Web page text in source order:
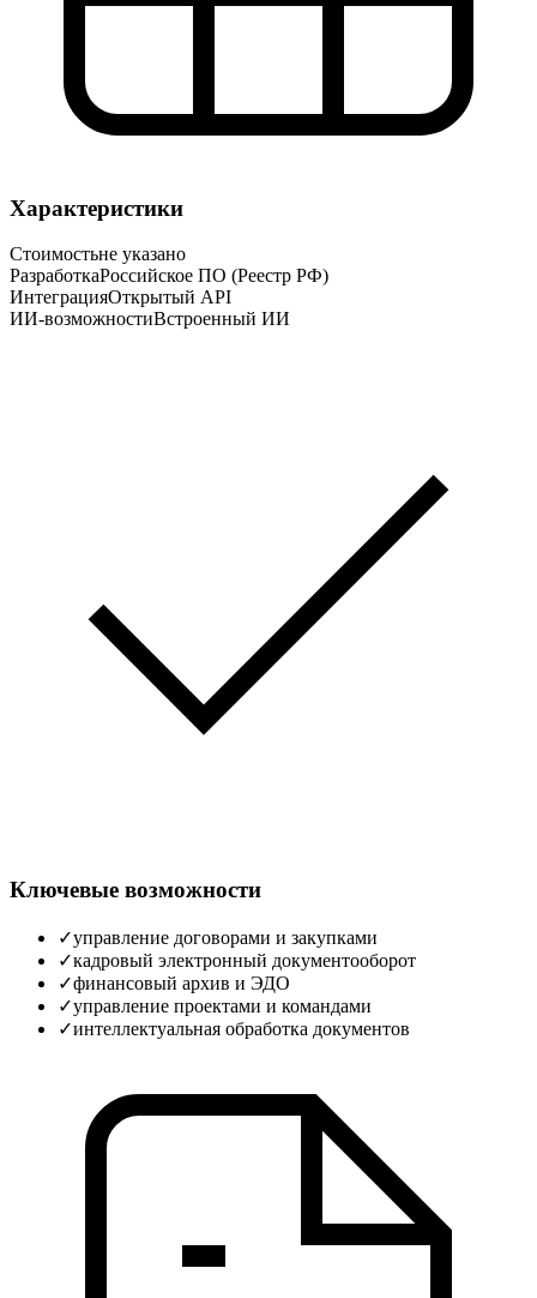
Характеристики
Стоимостьне указано
РазработкаРоссийское ПО (Реестр РФ)
ИнтеграцияОткрытый API
ИИ-возможностиВстроенный ИИ
Ключевые возможности
✓управление договорами и закупками
✓кадровый электронный документооборот
✓финансовый архив и ЭДО
✓управление проектами и командами
✓интеллектуальная обработка документов